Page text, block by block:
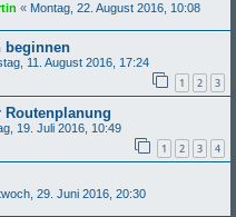
« Montag, 22. August 2016, 10:08
beginnen
11. August 2016, 17:24
1 2 3
Routenplanung
19. Juli 2016, 10:49
1 2 3 4
29. Juni 2016, 20:30